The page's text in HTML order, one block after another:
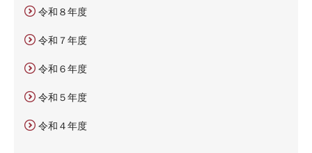
令和８年度
令和７年度
令和６年度
令和５年度
令和４年度